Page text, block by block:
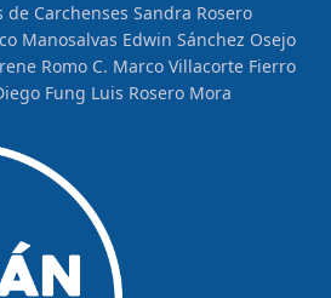
de Carchenses Sandra Rosero
Manosalvas Edwin Sánchez Osejo
Romo C. Marco Villacorte Fierro
Fung Luis Rosero Mora